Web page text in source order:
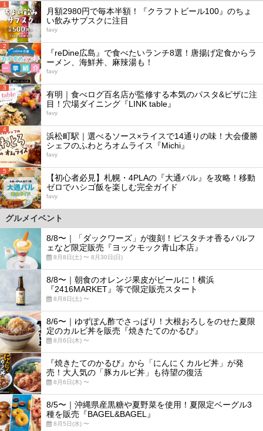
1
月額2980円で毎本半額！『クラフトビール100』のちょ
い飲みサブスクに注目
favy
2
『reDine広島』で食べたいランチ8選！唐揚げ定食からラ
ーメン、海鮮丼、麻辣湯も！
favy
3
有明｜食べログ百名店が監修する本気のパスタ&ピザに注
目！穴場ダイニング『LINK table』
favy
4
浜松町駅｜選べるソース×ライスで14通りの味！大会優勝
シェフのふわとろオムライス『Michi』
favy
5
【初心者必見】札幌・4PLAの『大通バル』を攻略！移動
ゼロでハシゴ飯を楽しむ完全ガイド
favy
グルメイベント
8/8〜｜「ダックワーズ」が復刻！ピスタチオ香るパルフ
ェなど限定販売『ヨックモック青山本店』
8月8日(土) 〜 8月30日(日)
8/8〜｜朝食のオレンジ果皮がビールに！横浜
『2416MARKET』等で限定販売スタート
8月8日(土) 〜
8/6〜｜ゆずぽん酢でさっぱり！大根おろしをのせた夏限
定のカルビ丼を販売『焼きたてのかるび』
8月6日(木) 〜
『焼きたてのかるび』から「にんにくカルビ丼」が発
売！大人気の「豚カルビ丼」も待望の復活
8月6日(木) 〜
8/5〜｜沖縄県産黒糖や夏野菜を使用！夏限定ベーグル3
種を販売『BAGEL&BAGEL』
8月5日(水) 〜